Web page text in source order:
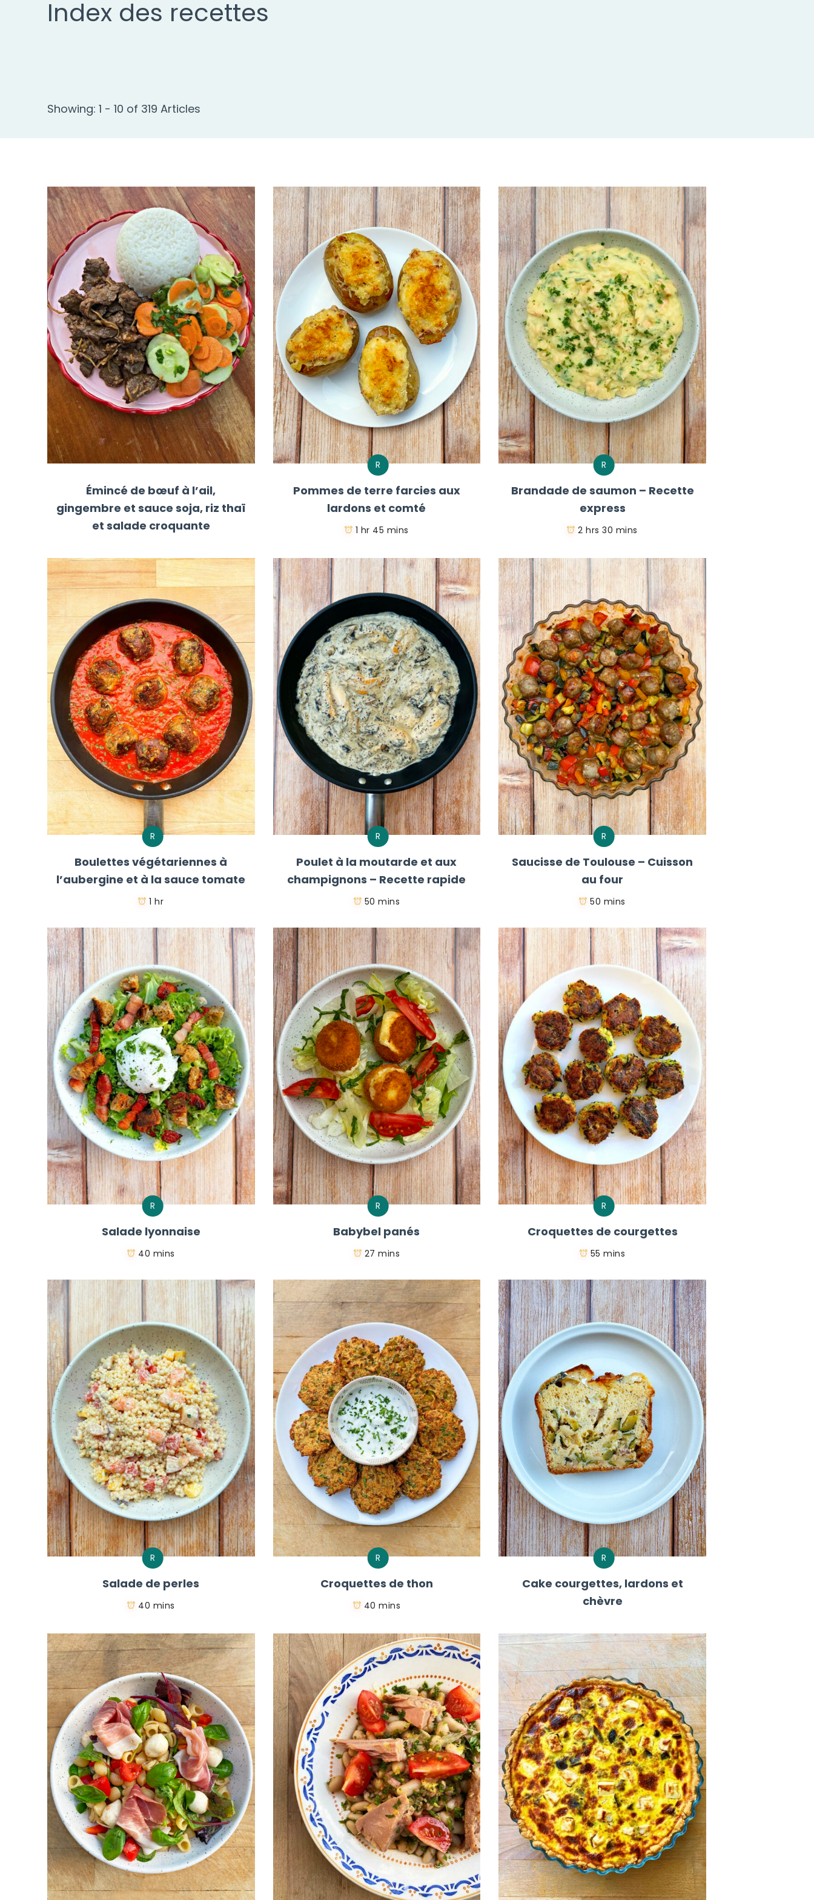
Index des recettes
Showing: 1 - 10 of 319 Articles
Émincé de bœuf à l’ail,
gingembre et sauce soja, riz thaï
et salade croquante
R
Pommes de terre farcies aux
lardons et comté
1 hr 45 mins
R
Brandade de saumon – Recette
express
2 hrs 30 mins
R
Boulettes végétariennes à
l’aubergine et à la sauce tomate
1 hr
R
Poulet à la moutarde et aux
champignons – Recette rapide
50 mins
R
Saucisse de Toulouse – Cuisson
au four
50 mins
R
Salade lyonnaise
40 mins
R
Babybel panés
27 mins
R
Croquettes de courgettes
55 mins
R
Salade de perles
40 mins
R
Croquettes de thon
40 mins
R
Cake courgettes, lardons et
chèvre